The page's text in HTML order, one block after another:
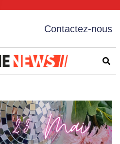
Contactez-nous